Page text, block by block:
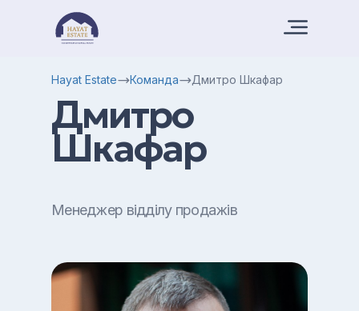
Hayat Estate Команда Дмитро Шкафар
Дмитро
Шкафар
Менеджер відділу продажів